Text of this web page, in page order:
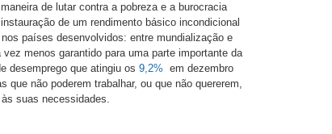
de lutar contra a pobreza e a burocracia
de um rendimento básico incondicional
países desenvolvidos: entre mundialização e
menos garantido para uma parte importante da
desemprego que atingiu os 9,2% em dezembro
não poderem trabalhar, ou que não quererem,
suas necessidades.